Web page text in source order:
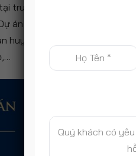
trung tâm thị trấn Bến Lức,
án nằm ngay bên Quốc lộ
huyện, trung tâm văn hóa